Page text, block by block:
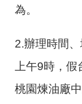
為。
2.辦理時間
上午9時，
桃園煉油廠